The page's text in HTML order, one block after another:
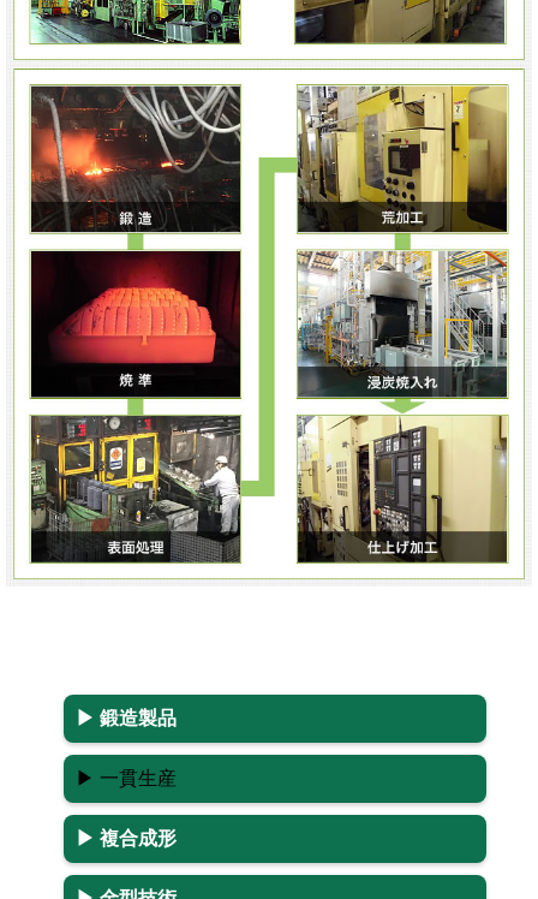
▶ 鍛造製品
▶ 一貫生産
▶ 複合成形